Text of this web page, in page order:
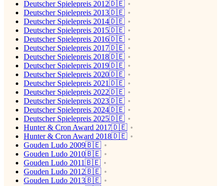
Deutscher Spielepreis 2012🇩🇪
Deutscher Spielepreis 2013🇩🇪
Deutscher Spielepreis 2014🇩🇪
Deutscher Spielepreis 2015🇩🇪
Deutscher Spielepreis 2016🇩🇪
Deutscher Spielepreis 2017🇩🇪
Deutscher Spielepreis 2018🇩🇪
Deutscher Spielepreis 2019🇩🇪
Deutscher Spielepreis 2020🇩🇪
Deutscher Spielepreis 2021🇩🇪
Deutscher Spielepreis 2022🇩🇪
Deutscher Spielepreis 2023🇩🇪
Deutscher Spielepreis 2024🇩🇪
Deutscher Spielepreis 2025🇩🇪
Hunter & Cron Award 2017🇩🇪
Hunter & Cron Award 2018🇩🇪
Gouden Ludo 2009🇧🇪
Gouden Ludo 2010🇧🇪
Gouden Ludo 2011🇧🇪
Gouden Ludo 2012🇧🇪
Gouden Ludo 2013🇧🇪